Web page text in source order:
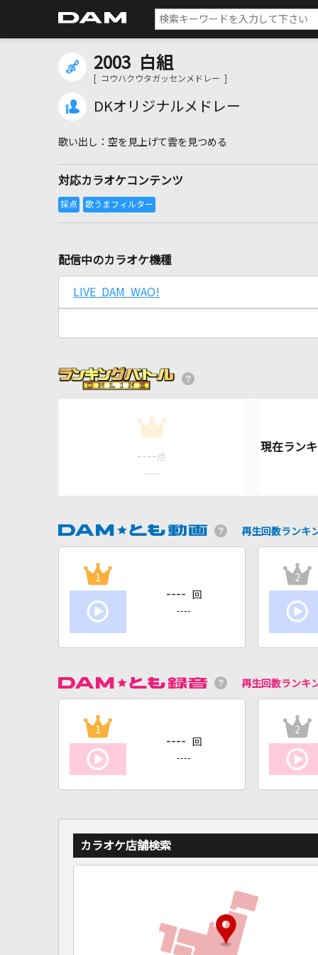
2003 白組
[ コウハクウタガッセンメドレー ]
DKオリジナルメドレー
空を見上げて雲を見つめる
対応カラオケコンテンツ
配信中のカラオケ機種
LIVE DAM WAO!
1
---- 点
----
再生回数ランキ
1
---- 回
----
2
再生回数ランキ
1
---- 回
----
2
カラオケ店舗検索